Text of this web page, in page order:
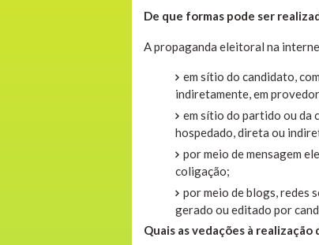
De que formas pode ser
A propaganda eleitoral na
em sítio do candidato,
indiretamente, em
em sítio do partido ou da
hospedado, direta ou
por meio de mensagem
coligação;
por meio de blogs, redes
gerado ou editado por
Quais as vedações à